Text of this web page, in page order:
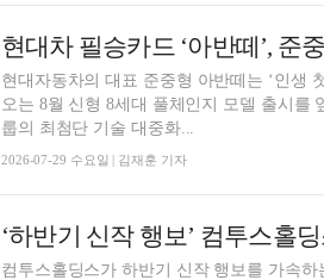
현대자동차의 대표 준중형 아반떼는 ‘인생
오는 8월 신형 8세대 풀체인지 모델 출시를
룹의 최첨단 기술 대중화...
2026-07-29 수요일 | 김재훈 기자
‘하반기 신작 행보’ 컴투스홀
컴투스홀딩스가 하반기 신작 행보를 가속